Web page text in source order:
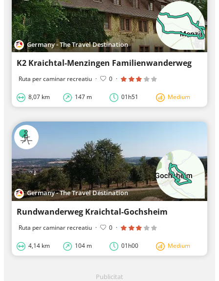
Germany - The Travel Destination
K2 Kraichtal-Menzingen Familienwanderweg
Ruta per caminar recreatiu · 0 ·
8,07 km 147 m 01h51 Medium
Germany - The Travel Destination
Rundwanderweg Kraichtal-Gochsheim
Ruta per caminar recreatiu · 0 ·
4,14 km 104 m 01h00 Medium
Publicitat